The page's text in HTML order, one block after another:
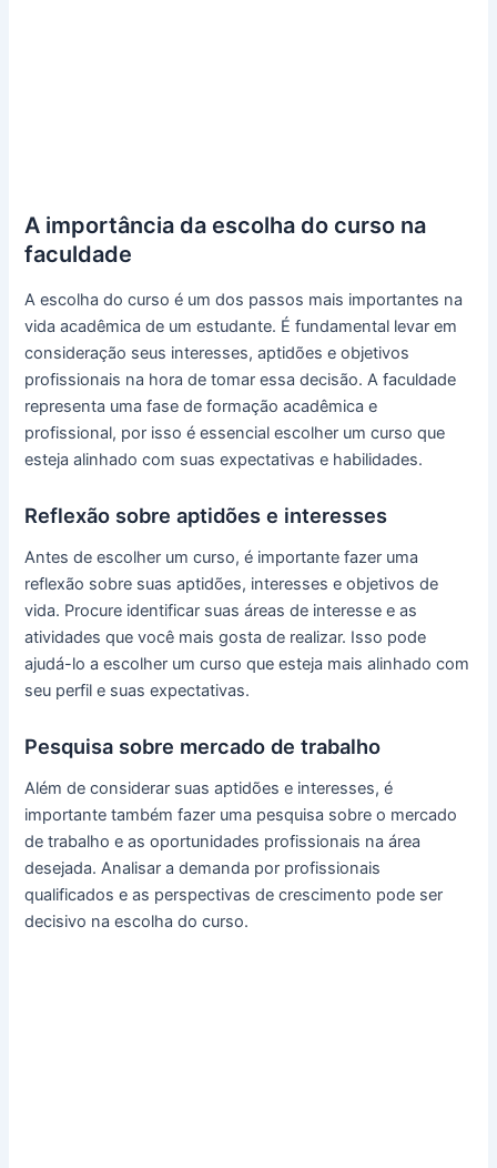
A importância da escolha do curso na
faculdade
A escolha do curso é um dos passos mais importantes na
vida acadêmica de um estudante. É fundamental levar em
consideração seus interesses, aptidões e objetivos
profissionais na hora de tomar essa decisão. A faculdade
representa uma fase de formação acadêmica e
profissional, por isso é essencial escolher um curso que
esteja alinhado com suas expectativas e habilidades.
Reflexão sobre aptidões e interesses
Antes de escolher um curso, é importante fazer uma
reflexão sobre suas aptidões, interesses e objetivos de
vida. Procure identificar suas áreas de interesse e as
atividades que você mais gosta de realizar. Isso pode
ajudá-lo a escolher um curso que esteja mais alinhado com
seu perfil e suas expectativas.
Pesquisa sobre mercado de trabalho
Além de considerar suas aptidões e interesses, é
importante também fazer uma pesquisa sobre o mercado
de trabalho e as oportunidades profissionais na área
desejada. Analisar a demanda por profissionais
qualificados e as perspectivas de crescimento pode ser
decisivo na escolha do curso.